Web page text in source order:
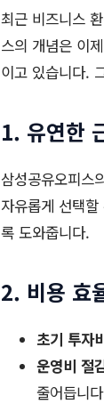
최근 비즈니스
스의 개념은 이
이고 있습니다.
1. 유연한
삼성공유오피스
자유롭게 선택
록 도와줍니다.
2. 비용 효
초기 투자
운영비 절
줄어듭니